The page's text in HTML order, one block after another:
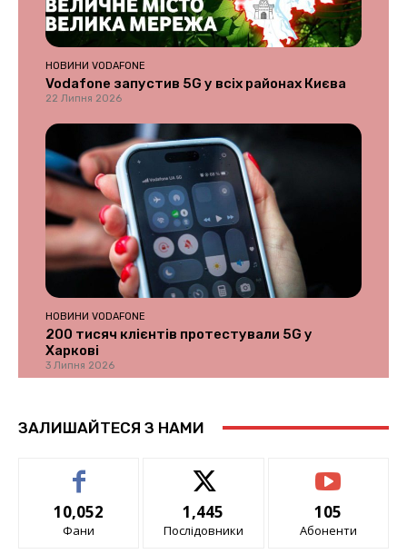
НОВИНИ VODAFONE
Vodafone запустив 5G у всіх районах Києва
22 Липня 2026
НОВИНИ VODAFONE
200 тисяч клієнтів протестували 5G у
Харкові
3 Липня 2026
ЗАЛИШАЙТЕСЯ З НАМИ
10,052
Фани
1,445
Послідовники
105
Абоненти